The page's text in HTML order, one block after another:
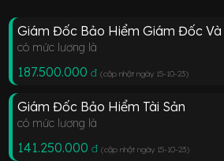
Giám Đốc Bảo Hiểm Giám Đốc Và
có mức lương là
187.500.000 đ (cập nhật ngày 15-10-23)
Giám Đốc Bảo Hiểm Tài Sản
có mức lương là
141.250.000 đ (cập nhật ngày 15-10-23)